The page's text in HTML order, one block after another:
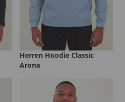
Herren Hoodie Classic
Arona